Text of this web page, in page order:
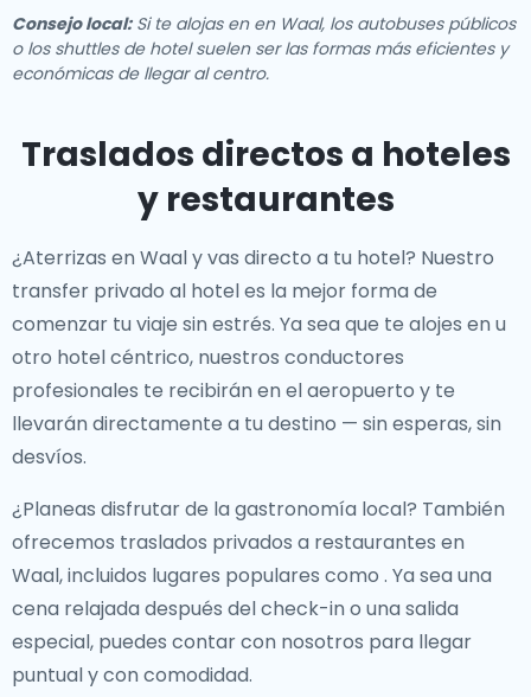
Consejo local:Si te alojas en en Waal, los autobuses públicos
o los shuttles de hotel suelen ser las formas más eficientes y
económicas de llegar al centro.
Traslados directos a hoteles
y restaurantes
¿Aterrizas en Waal y vas directo a tu hotel? Nuestro
transfer privado al hoteles la mejor forma de
comenzar tu viaje sin estrés. Ya sea que te alojes en u
otro hotel céntrico, nuestros conductores
profesionales te recibirán en el aeropuerto y te
llevarán directamente a tu destino — sin esperas, sin
desvíos.
¿Planeas disfrutar de la gastronomía local? También
ofrecemos traslados privados a restaurantes en
Waal, incluidos lugares populares como . Ya sea una
cena relajada después del check-in o una salida
especial, puedes contar con nosotros para llegar
puntual y con comodidad.